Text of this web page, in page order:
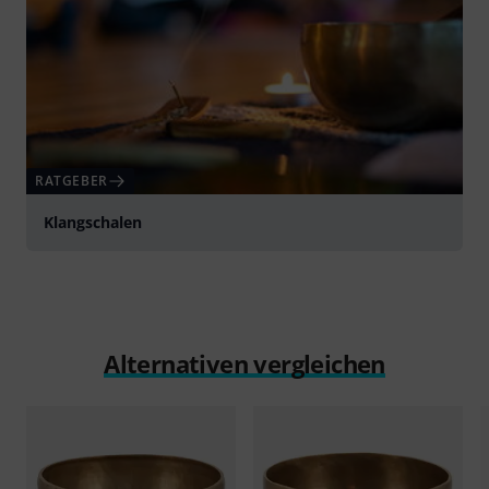
RATGEBER
Klangschalen
Alternativen vergleichen